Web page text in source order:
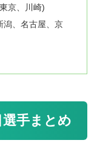
京、川崎)
潟、名古屋、京
手まとめ